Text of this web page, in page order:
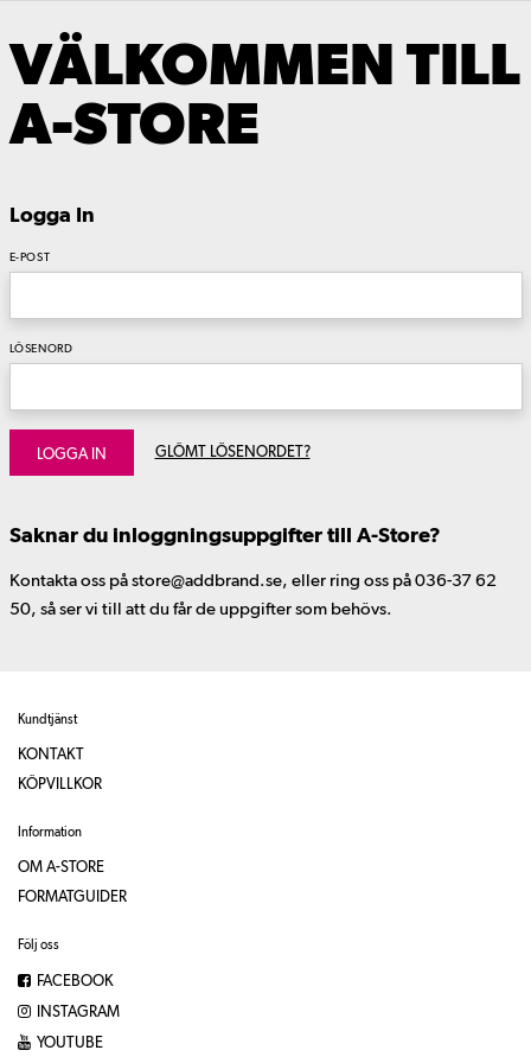
VÄLKOMMEN TILL
A-STORE
Logga In
E-POST
LÖSENORD
LOGGA IN GLÖMT LÖSENORDET?
Saknar du inloggningsuppgifter till A-Store?
Kontakta oss på store@addbrand.se, eller ring oss på 036-37 62
50, så ser vi till att du får de uppgifter som behövs.
Kundtjänst
KONTAKT
KÖPVILLKOR
Information
OM A-STORE
FORMATGUIDER
Följ oss
FACEBOOK
INSTAGRAM
YOUTUBE